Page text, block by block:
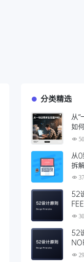
分类精选
从“
如
需
从
拆
52
52